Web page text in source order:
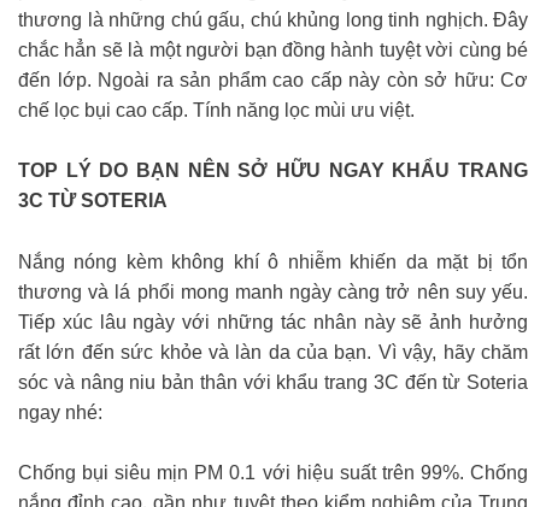
thương là những chú gấu, chú khủng long tinh nghịch. Đây
chắc hẳn sẽ là một người bạn đồng hành tuyệt vời cùng bé
đến lớp. Ngoài ra sản phẩm cao cấp này còn sở hữu: Cơ
chế lọc bụi cao cấp. Tính năng lọc mùi ưu việt.
TOP LÝ DO BẠN NÊN SỞ HỮU NGAY KHẨU TRANG
3C TỪ SOTERIA
Nắng nóng kèm không khí ô nhiễm khiến da mặt bị tổn
thương và lá phổi mong manh ngày càng trở nên suy yếu.
Tiếp xúc lâu ngày với những tác nhân này sẽ ảnh hưởng
rất lớn đến sức khỏe và làn da của bạn. Vì vậy, hãy chăm
sóc và nâng niu bản thân với khẩu trang 3C đến từ Soteria
ngay nhé:
Chống bụi siêu mịn PM 0.1 với hiệu suất trên 99%. Chống